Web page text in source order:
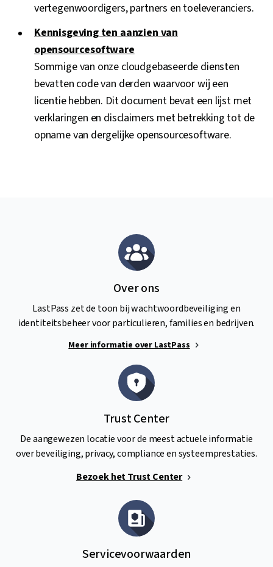
vertegenwoordigers, partners en toeleveranciers.
Kennisgeving ten aanzien van
opensourcesoftware
Sommige van onze cloudgebaseerde diensten
bevatten code van derden waarvoor wij een
licentie hebben. Dit document bevat een lijst met
verklaringen en disclaimers met betrekking tot de
opname van dergelijke opensourcesoftware.
Over ons
LastPass zet de toon bij wachtwoordbeveiliging en
identiteitsbeheer voor particulieren, families en bedrijven.
Meer informatie over LastPass
Trust Center
De aangewezen locatie voor de meest actuele informatie
over beveiliging, privacy, compliance en systeemprestaties.
Bezoek het Trust Center
Servicevoorwaarden